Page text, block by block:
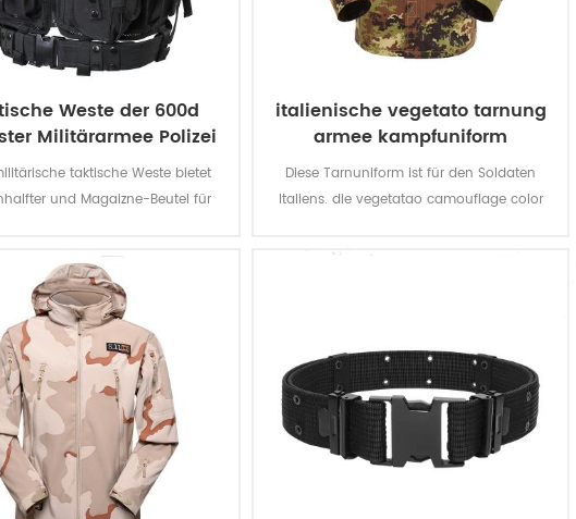
Weste der 600d
Militärarmee Polizei
taktische Weste bietet
und Magaizne-Beutel für
mit PVC-Beschichtung macht die
langlebig und wasserdicht.
italienische vegetato tarnung
armee kampfuniform
Diese Tarnuniform ist für den Soldaten
Italiens. die vegetatao camouflage color